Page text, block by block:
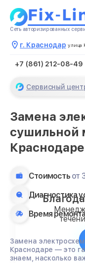
Сеть авторизированных
г. Краснодар улица
+7 (861) 212-08-49
Сервисный
Замена
сушильной
Краснодаре
Стоимость от
Диагностика
Время ремонта
Замена
Краснодаре — это
знаем, насколько